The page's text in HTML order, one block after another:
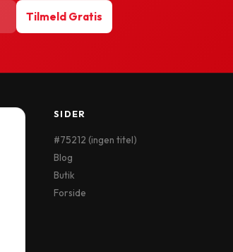
Tilmeld Gratis
SIDER
#75212 (ingen titel)
Blog
Butik
Forside